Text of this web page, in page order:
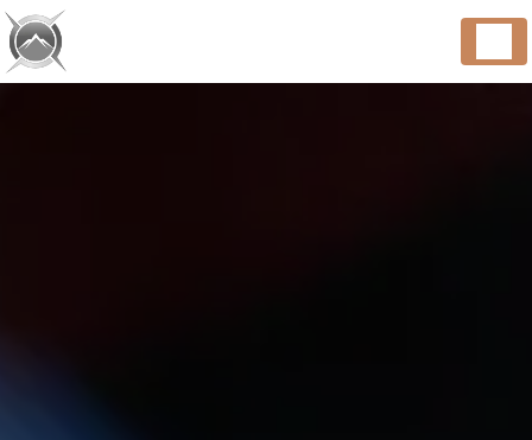
Panneau de gestion des cookies